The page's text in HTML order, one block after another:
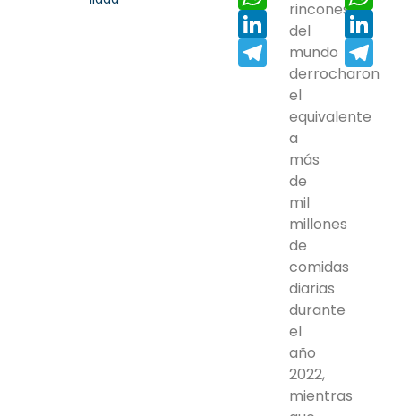
LinkedIn
Telegram
rincones
del
mundo
derrocharon
el
equivalente
a
más
de
mil
millones
de
comidas
diarias
durante
el
año
2022,
mientras